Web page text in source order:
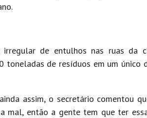
de entulhos nas ruas da
de resíduos em um único
assim, o secretário comentou
mal, então a gente tem que ter